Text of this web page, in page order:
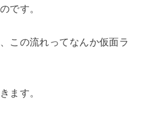
です。
この流れってなんか仮面ラ
ます。